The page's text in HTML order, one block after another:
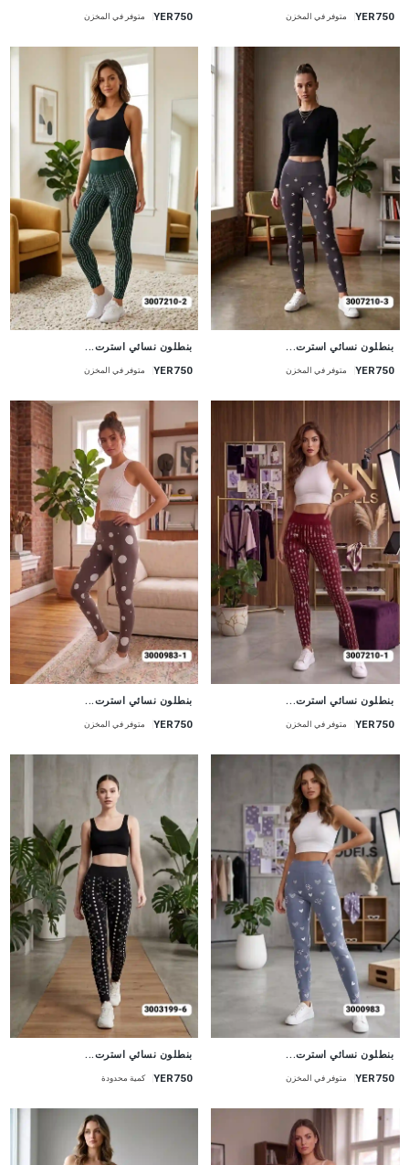
YER750 متوفر في المخزن YER750 متوفر في المخزن
بنطلون نسائي استرت...
YER750 متوفر في المخزن
بنطلون نسائي استرت...
YER750 متوفر في المخزن
بنطلون نسائي استرت...
YER750 متوفر في المخزن
بنطلون نسائي استرت...
YER750 متوفر في المخزن
بنطلون نسائي استرت...
YER750 متوفر في المخزن
بنطلون نسائي استرت...
YER750 كمية محدودة